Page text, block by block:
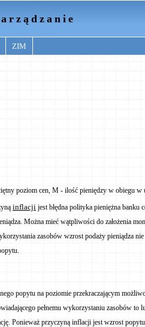
ZIM
poziom cen, M - ilość pieniędzy w obiegu w
inflacji jest błędna polityka pieniężna
Można mieć wątpliwości do założenia
zasobów wzrost podaży pieniądza
popytu na poziomie przekraczającym
pełnemu wykorzystaniu zasobów to
Ponieważ przyczyną inflacji jest wzrost